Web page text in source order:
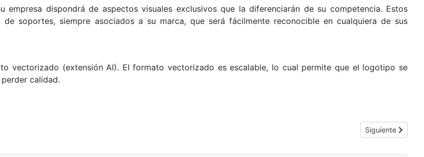
dispondrá de aspectos visuales exclusivos que la diferenciarán de su competencia. Estos
soportes, siempre asociados a su marca, que será fácilmente reconocible en cualquiera de sus
vectorizado (extensión AI). El formato vectorizado es escalable, lo cual permite que el logotipo se
calidad.
Artículo
Siguiente